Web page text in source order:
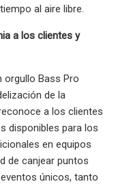
al aire libre.
a los clientes y
orgullo Bass Pro
de la
a los clientes
disponibles para los
en equipos
de canjear puntos
únicos, tanto